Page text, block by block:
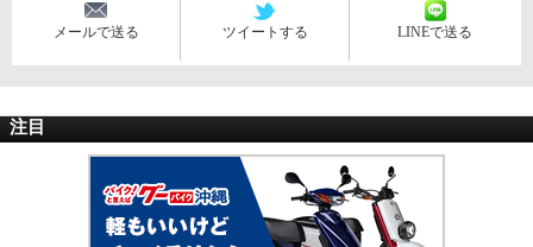
メールで送る ツイートする LINEで送る
注目